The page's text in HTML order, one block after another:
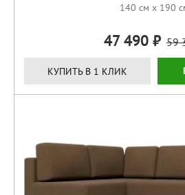
140 см x 190
47 490 59
КУПИТЬ В 1 КЛИК